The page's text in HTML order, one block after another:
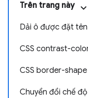
Trên trang này
Dải ô được đặt
CSS contrast-
CSS border-shape
Chuyển đổi chế